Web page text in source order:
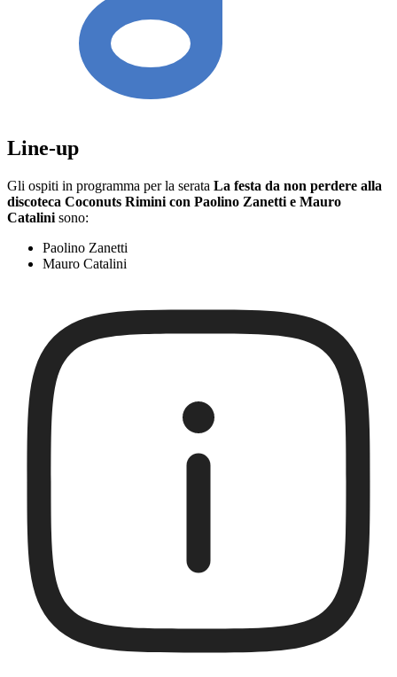
Line-up
Gli ospiti in programma per la serata La festa da non perdere alla
discoteca Coconuts Rimini con Paolino Zanetti e Mauro
Catalini sono:
Paolino Zanetti
Mauro Catalini